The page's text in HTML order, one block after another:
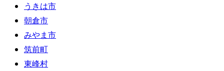
うきは市
朝倉市
みやま市
筑前町
東峰村